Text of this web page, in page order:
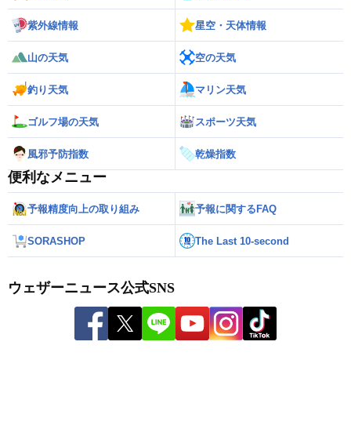
紫外線情報 星空・天体情報
山の天気 空の天気
釣り天気 マリン天気
ゴルフ場の天気 スポーツ天気
風邪予防指数 乾燥指数
便利なメニュー
予報精度向上の取り組み 予報に関するFAQ
SORASHOP The Last 10-second
ウェザーニュース公式SNS